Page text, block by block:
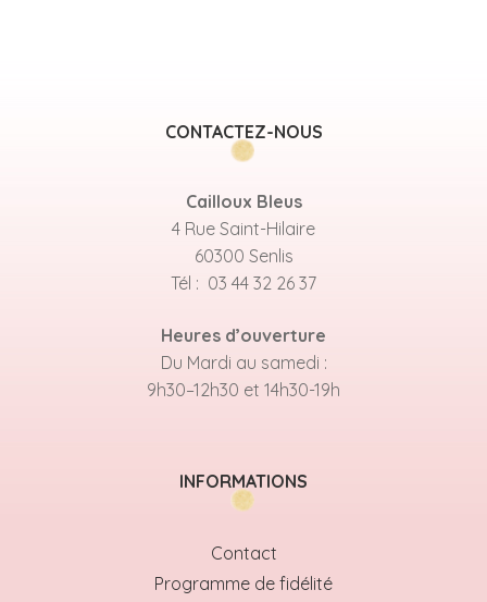
CONTACTEZ-NOUS
Cailloux Bleus
4 Rue Saint-Hilaire
60300 Senlis
Tél : 03 44 32 26 37
Heures d’ouverture
Du Mardi au samedi :
9h30–12h30 et 14h30-19h
INFORMATIONS
Contact
Programme de fidélité